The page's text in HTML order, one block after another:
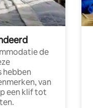
de
hebben
van
een klif tot